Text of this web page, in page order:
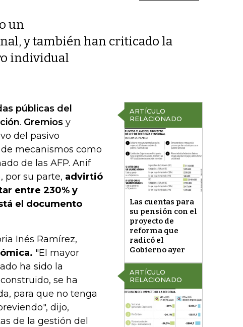
un
y también han criticado la
individual
ARTÍCULO
RELACIONADO
Las cuentas para
su pensión con el
proyecto de
reforma que
radicó el
Gobierno ayer
ARTÍCULO
RELACIONADO
públicas del
. Gremios y
del pasivo
mecanismos como
de las AFP. Anif
por su parte, advirtió
entre 230% y
el documento
Inés Ramírez,
"El mayor
ha sido la
se ha
para que no tenga
dijo,
de la gestión del